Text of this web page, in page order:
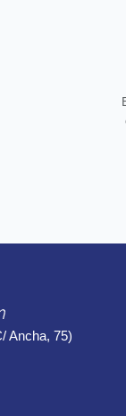
Ancha, 75)